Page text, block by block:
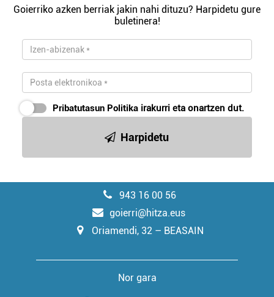
Goierriko azken berriak jakin nahi dituzu? Harpidetu gure
buletinera!
Pribatutasun Politika irakurri eta onartzen dut.
Harpidetu
943 16 00 56
goierri@hitza.eus
Oriamendi, 32 – BEASAIN
Nor gara